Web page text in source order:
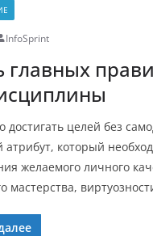
InfoSprint
главных
достигать целей без
который
желаемого личного
мастерства,